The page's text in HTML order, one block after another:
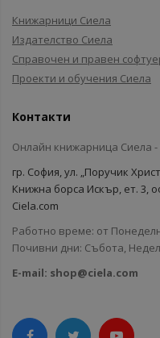
Книжарници Сиела
Издателство Сиела
Справочен и правен
Проекти и обучения Сиела
Контакти
Онлайн книжарница Сиела -
гр. София, ул. „Поручик
Книжна борса Искър, ет. 3,
Ciela.com
Работно време: от
Почивни дни: Събота,
E-mail: shop@ciela.com